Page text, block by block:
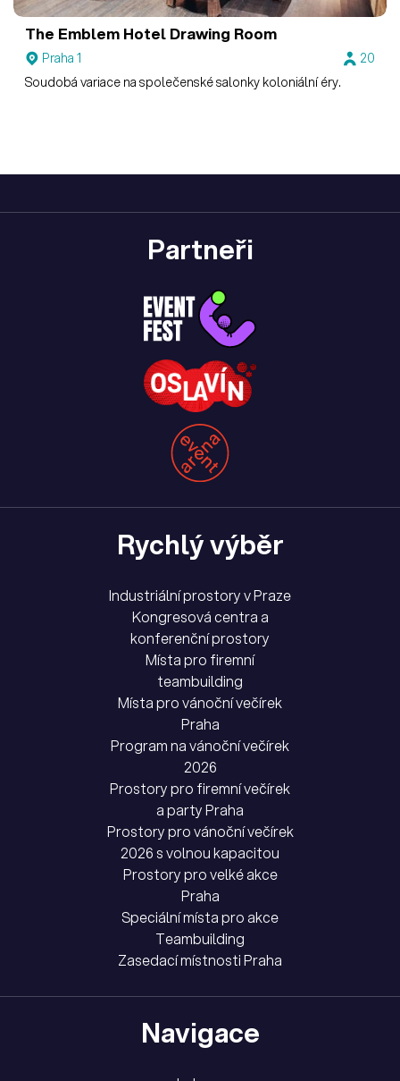
The Emblem Hotel Drawing Room
Praha 1
20
Soudobá variace na společenské salonky koloniální éry.
Partneři
Rychlý výběr
Industriální prostory v Praze
Kongresová centra a
konferenční prostory
Místa pro firemní
teambuilding
Místa pro vánoční večírek
Praha
Program na vánoční večírek
2026
Prostory pro firemní večírek
a party Praha
Prostory pro vánoční večírek
2026 s volnou kapacitou
Prostory pro velké akce
Praha
Speciální místa pro akce
Teambuilding
Zasedací místnosti Praha
Navigace